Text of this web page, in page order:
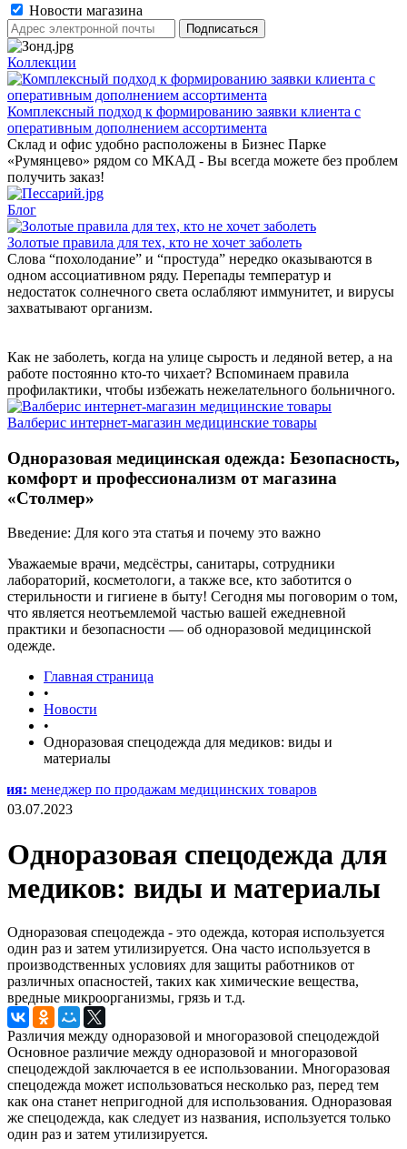
Новости магазина
Коллекции
Комплексный подход к формированию заявки клиента с
оперативным дополнением ассортимента
Склад и офис удобно расположены в Бизнес Парке
«Румянцево» рядом со МКАД - Вы всегда можете без проблем
получить заказ!
Блог
Золотые правила для тех, кто не хочет заболеть
Слова “похолодание” и “простуда” нередко оказываются в
одном ассоциативном ряду. Перепады температур и
недостаток солнечного света ослабляют иммунитет, и вирусы
захватывают организм.
Как не заболеть, когда на улице сырость и ледяной ветер, а на
работе постоянно кто-то чихает? Вспоминаем правила
профилактики, чтобы избежать нежелательного больничного.
Валберис интернет-магазин медицинские товары
Одноразовая медицинская одежда: Безопасность,
комфорт и профессионализм от магазина
«Столмер»
Введение: Для кого эта статья и почему это важно
Уважаемые врачи, медсёстры, санитары, сотрудники
лабораторий, косметологи, а также все, кто заботится о
стерильности и гигиене в быту! Сегодня мы поговорим о том,
что является неотъемлемой частью вашей ежедневной
практики и безопасности — об одноразовой медицинской
одежде.
Главная страница
•
Новости
•
Одноразовая спецодежда для медиков: виды и
материалы
по продажам медицинских товаров
03.07.2023
Одноразовая спецодежда для
медиков: виды и материалы
Одноразовая спецодежда - это одежда, которая используется
один раз и затем утилизируется. Она часто используется в
производственных условиях для защиты работников от
различных опасностей, таких как химические вещества,
вредные микроорганизмы, грязь и т.д.
Различия между одноразовой и многоразовой спецодеждой
Основное различие между одноразовой и многоразовой
спецодеждой заключается в ее использовании. Многоразовая
спецодежда может использоваться несколько раз, перед тем
как она станет непригодной для использования. Одноразовая
же спецодежда, как следует из названия, используется только
один раз и затем утилизируется.